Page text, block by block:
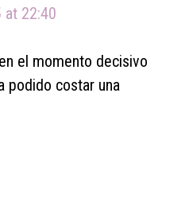
22:40
el momento decisivo
podido costar una